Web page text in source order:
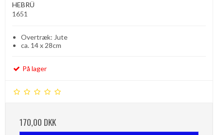
HEBRÜ
1651
Overtræk: Jute
ca. 14 x 28cm
På lager
170,00 DKK